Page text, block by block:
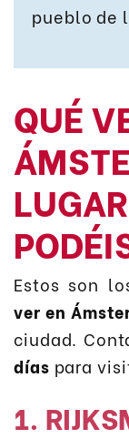
pueblo de
QUÉ
Estos son
ver en
ciudad.
días para
1.